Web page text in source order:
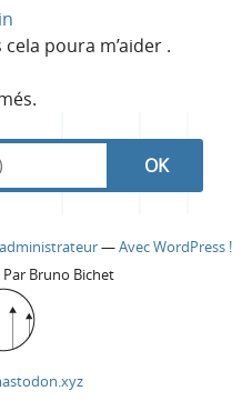
poura m’aider .
—Avec WordPress !
Par Bruno Bichet